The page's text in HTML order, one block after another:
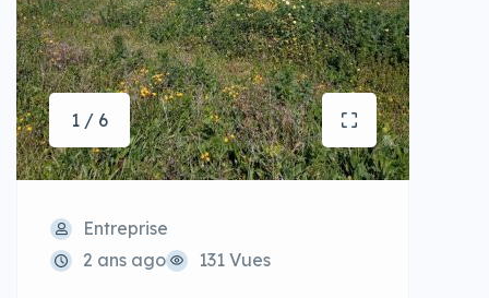
1 / 6
Entreprise
2 ans ago
131 Vues